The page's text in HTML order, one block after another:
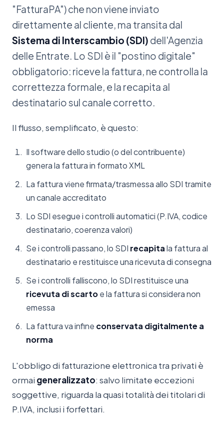
"FatturaPA") che non viene inviato
direttamente al cliente, ma transita dal
Sistema di Interscambio (SDI) dell'Agenzia
delle Entrate. Lo SDI è il "postino digitale"
obbligatorio: riceve la fattura, ne controlla la
correttezza formale, e la recapita al
destinatario sul canale corretto.
Il flusso, semplificato, è questo:
Il software dello studio (o del contribuente)
genera la fattura in formato XML
La fattura viene firmata/trasmessa allo SDI tramite
un canale accreditato
Lo SDI esegue i controlli automatici (P.IVA, codice
destinatario, coerenza valori)
Se i controlli passano, lo SDI recapitala fattura al
destinatario e restituisce una ricevuta di consegna
Se i controlli falliscono, lo SDI restituisce una
ricevuta di scartoe la fattura si considera non
emessa
La fattura va infine conservata digitalmente a
norma
L'obbligo di fatturazione elettronica tra privati è
ormai generalizzato: salvo limitate eccezioni
soggettive, riguarda la quasi totalità dei titolari di
P.IVA, inclusi i forfettari.